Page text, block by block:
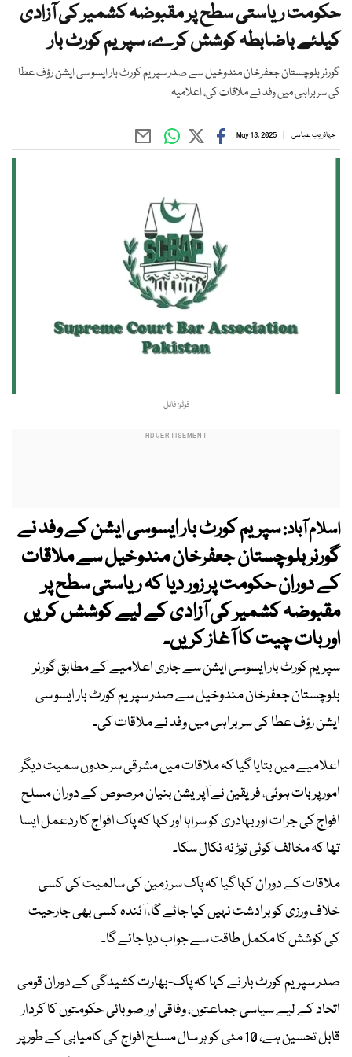
حکومت ریاستی سطح پر مقبوضہ کشمیر کی آزادی
کیلئے باضابطہ کوشش کرے، سپریم کورٹ بار
گورنر بلوچستان جعفرخان مندوخیل سے صدر سپریم کورٹ بار ایسو سی ایشن رؤف عطا
کی سربراہی میں وفد نے ملاقات کی، اعلامیہ
جہانزیب عباسی May 13, 2025
فوٹو: فائل
اسلام آباد:سپریم کورٹ بار ایسوسی ایشن کے وفد نے
گورنر بلوچستان جعفرخان مندوخیل سے ملاقات
کے دوران حکومت پر زور دیا کہ ریاستی سطح پر
مقبوضہ کشمیر کی آزادی کے لیے کوششں کریں
اور بات چیت کا آغاز کریں۔
سپریم کورٹ بار ایسوسی ایشن سے جاری اعلامیے کے مطابق گورنر
بلوچستان جعفرخان مندوخیل سے صدر سپریم کورٹ بار ایسو سی
ایشن رؤف عطا کی سربراہی میں وفد نے ملاقات کی۔
اعلامیے میں بتایا گیا کہ ملاقات میں مشرقی سرحدوں سمیت دیگر
امور پر بات ہوئی، فریقین نے آپریشن بنیان مرصوص کے دوران مسلح
افواج کی جرات اور بہادری کو سراہا اور کہا کہ پاک افواج کا ردعمل ایسا
تھا کہ مخالف کوئی توڑ نہ نکال سکا۔
ملاقات کے دوران کہا گیا کہ پاک سر زمین کی سالمیت کی کسی
خلاف ورزی کو برادشت نہیں کیا جائے گا، آئندہ کسی بھی جارحیت
کی کوشش کا مکمل طاقت سے جواب دیا جائے گا۔
صدر سپریم کورٹ بار نے کہا کہ پاک-بھارت کشیدگی کے دوران قومی
اتحاد کے لیے سیاسی جماعتوں، وفاقی اور صوبائی حکومتوں کا کردار
قابل تحسین ہے، 10 مئی کو ہر سال مسلح افواج کی کامیابی کے طور پر